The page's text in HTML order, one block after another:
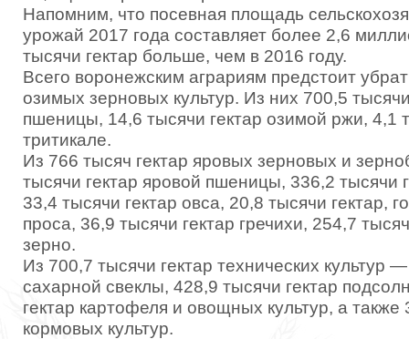
Напомним, что посевная площадь
урожай 2017 года составляет более 2,6
тысячи гектар больше, чем в 2016 году.
Всего воронежским аграриям предстоит
озимых зерновых культур. Из них 700,5
пшеницы, 14,6 тысячи гектар озимой ржи, 4,1
тритикале.
Из 766 тысяч гектар яровых зерновых и
тысячи гектар яровой пшеницы, 336,2 тысячи
33,4 тысячи гектар овса, 20,8 тысячи гектар,
проса, 36,9 тысячи гектар гречихи, 254,7
зерно.
Из 700,7 тысячи гектар технических культур
сахарной свеклы, 428,9 тысячи гектар
гектар картофеля и овощных культур, а также
кормовых культур.